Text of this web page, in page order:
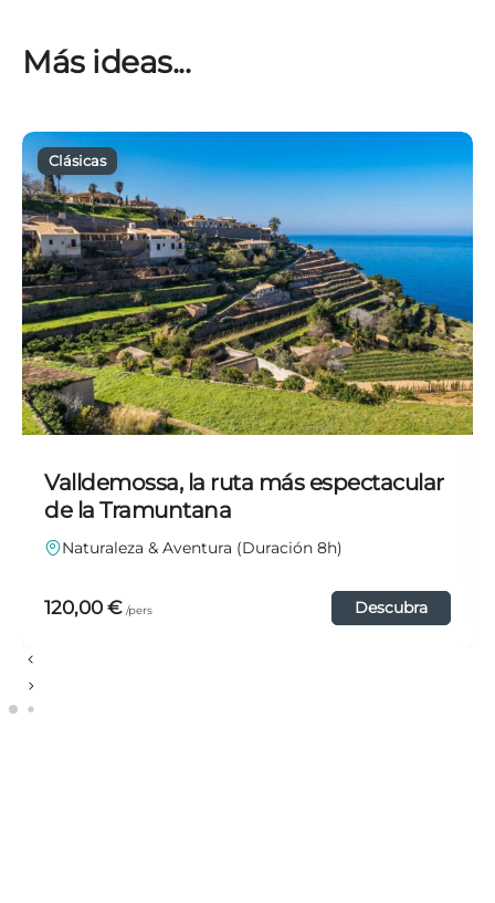
Más ideas...
Valldemossa, la ruta más espectacular
de la Tramuntana
Naturaleza & Aventura (Duración 8h)
120,00 € Descubra